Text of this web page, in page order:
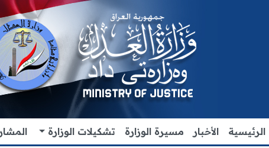
الرئيسية الأخبار مسيرة الوزارة تشكيلات الوزارة